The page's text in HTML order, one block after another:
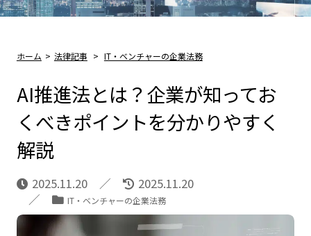
ホーム > 法律記事 > IT・ベンチャーの企業法務
AI推進法とは？企業が知ってお
くべきポイントを分かりやすく
解説
2025.11.20 2025.11.20
IT・ベンチャーの企業法務